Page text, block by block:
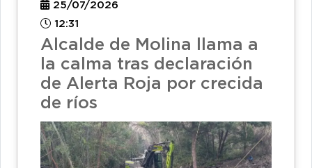
25/07/2026
12:31
Alcalde de Molina llama a
la calma tras declaración
de Alerta Roja por crecida
de ríos